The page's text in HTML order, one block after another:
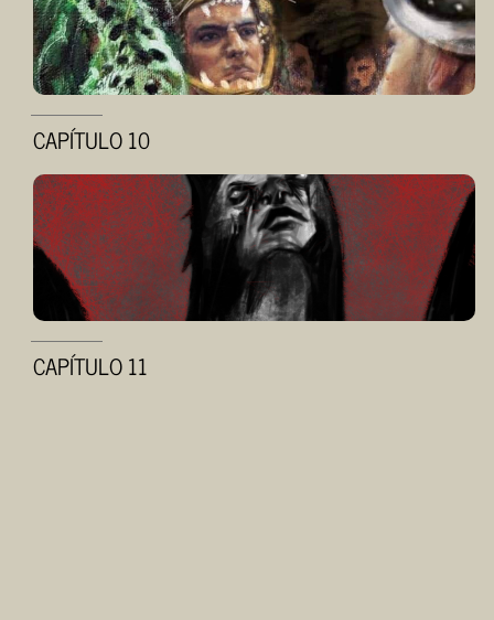
CAPÍTULO 10
CAPÍTULO 11